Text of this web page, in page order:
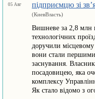
05 Авг
підприємцю зі
(КиевВласть)
Вишневе за 2,8 млн
технологічних
доручили
вони стали
заснування.
посадовицею, яка
комплексу
Як стало відомо з